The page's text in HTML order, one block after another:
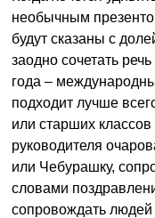
необычным
будут сказаны с
заодно сочетать
года –
подходит лучше
или старших
руководителя
или Чебурашку,
словами
сопровождать